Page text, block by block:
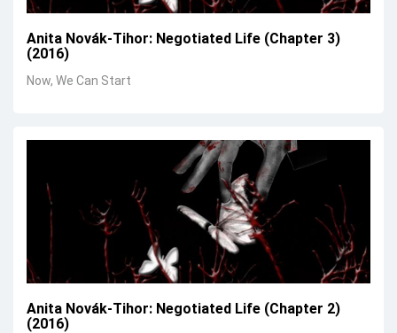
Anita Novák-Tihor: Negotiated Life (Chapter 3)
(2016)
Now, We Can Start
Anita Novák-Tihor: Negotiated Life (Chapter 2)
(2016)